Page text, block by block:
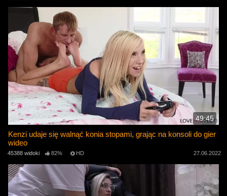
49:45
Kenzi udaje się walnąć konia stopami, grając na konsoli do gier
wideo
45388 widoki 82% HD 27.06.2022